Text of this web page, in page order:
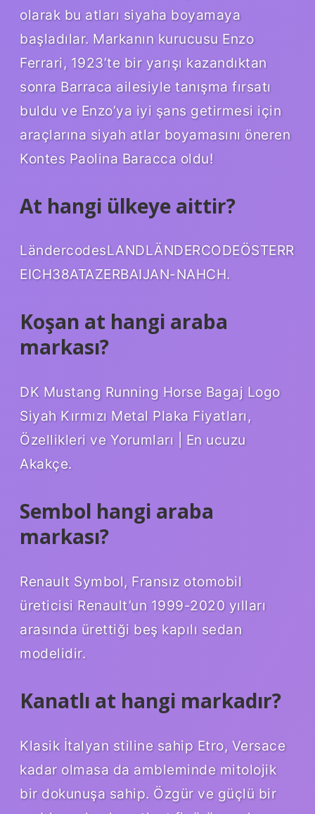
olarak bu atları siyaha boyamaya
başladılar. Markanın kurucusu Enzo
Ferrari, 1923’te bir yarışı kazandıktan
sonra Barraca ailesiyle tanışma fırsatı
buldu ve Enzo’ya iyi şans getirmesi için
araçlarına siyah atlar boyamasını öneren
Kontes Paolina Baracca oldu!
At hangi ülkeye aittir?
LändercodesLANDLÄNDERCODEÖSTERR
EICH38ATAZERBAIJAN-NAHCH.
Koşan at hangi araba
markası?
DK Mustang Running Horse Bagaj Logo
Siyah Kırmızı Metal Plaka Fiyatları,
Özellikleri ve Yorumları | En ucuzu
Akakçe.
Sembol hangi araba
markası?
Renault Symbol, Fransız otomobil
üreticisi Renault’un 1999-2020 yılları
arasında ürettiği beş kapılı sedan
modelidir.
Kanatlı at hangi markadır?
Klasik İtalyan stiline sahip Etro, Versace
kadar olmasa da ambleminde mitolojik
bir dokunuşa sahip. Özgür ve güçlü bir